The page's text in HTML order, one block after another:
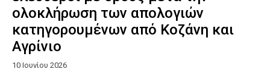
ολοκλήρωση των απολογιών
κατηγορουμένων από Κοζάνη και
Αγρίνιο
10 Ιουνίου 2026